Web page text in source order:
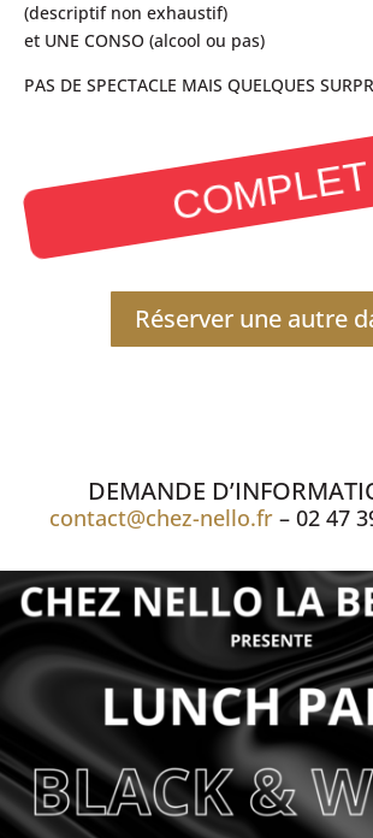
(descriptif non exhaustif)
et UNE CONSO (alcool ou pas)
PAS DE SPECTACLE MAIS QUELQUES
COMPLET
Réserver une autre
DEMANDE
contact@chez-nello.fr – 02 47